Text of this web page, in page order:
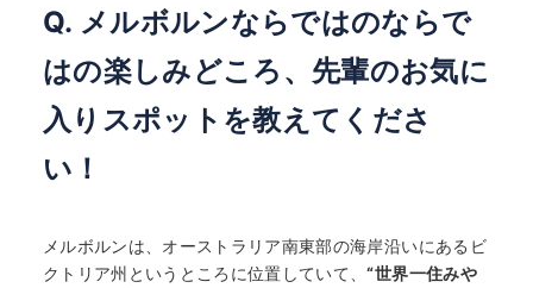
Q. メルボルンならではのならで
はの楽しみどころ、先輩のお気に
入りスポットを教えてくださ
い！
メルボルンは、オーストラリア南東部の海岸沿いにあるビ
クトリア州というところに位置していて、“世界一住みや